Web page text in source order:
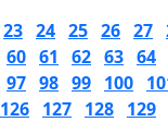
23 24 25 26 27
60 61 62 63 64
97 98 99 100
126 127 128 129